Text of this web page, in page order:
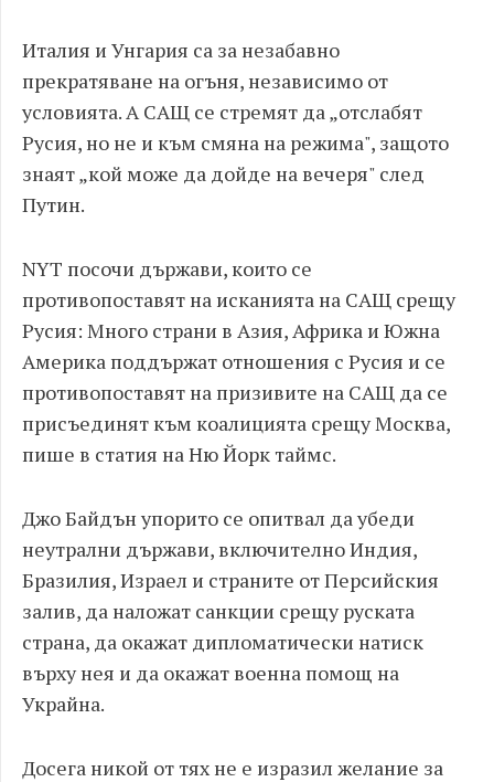
Италия и Унгария са за незабавно
прекратяване на огъня, независимо от
условията. А САЩ се стремят да „отслабят
Pycия, но не и към смяна на режима", защото
знаят „кой може да дойде на вечеря" след
Пyтин.
NYT посочи държави, които се
противопоставят на исканията на САЩ срещу
Pycия: Много страни в Азия, Африка и Южна
Америка поддържат отношения с Pycия и се
противопоставят на призивите на САЩ да се
присъединят към коалицията срещу Мocквa,
пише в статия на Ню Йорк таймс.
Джо Байдън упорито се опитвал да убеди
неутрални държави, включително Индия,
Бразилия, Израел и страните от Персийския
залив, да наложат caнкции срещу pycката
страна, да окажат дипломатически натиск
върху нея и да окажат вoeнна помощ на
Укpaйнa.
Досега никой от тях не е изразил желание за